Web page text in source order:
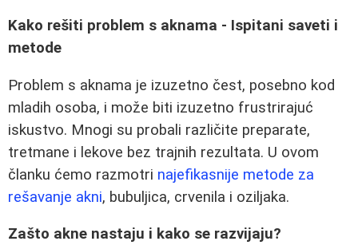
Kako rešiti problem s aknama - Ispitani saveti i
metode
Problem s aknama je izuzetno čest, posebno kod
mladih osoba, i može biti izuzetno frustrirajuć
iskustvo. Mnogi su probali različite preparate,
tretmane i lekove bez trajnih rezultata. U ovom
članku ćemo razmotri najefikasnije metode za
rešavanje akni, bubuljica, crvenila i oziljaka.
Zašto akne nastaju i kako se razvijaju?